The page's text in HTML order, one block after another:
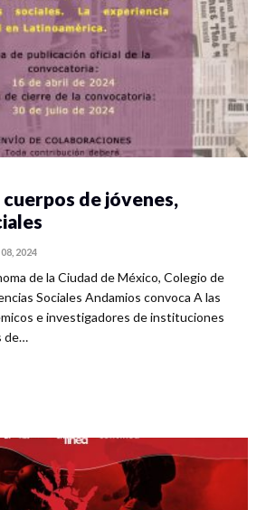
de jóvenes,
2024
de la Ciudad de México, Colegio de
Sociales Andamios convoca A las
e investigadores de instituciones
de…